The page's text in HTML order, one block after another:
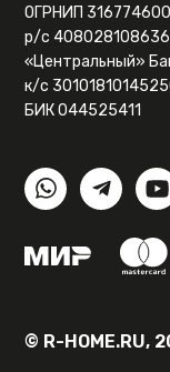
ОГРНИП
р/с
«Центральный»
к/с
БИК 044525411
© R-HOME.RU,